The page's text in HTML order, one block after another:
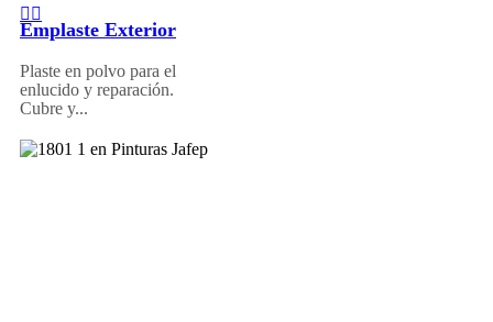
Emplaste Exterior
Plaste en polvo para el
enlucido y reparación.
Cubre y...